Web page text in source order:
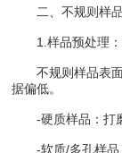
二、不规则样品
1.样品预处理：
不规则样品表面
据偏低。
-硬质样品：打磨
-软质/多孔样品